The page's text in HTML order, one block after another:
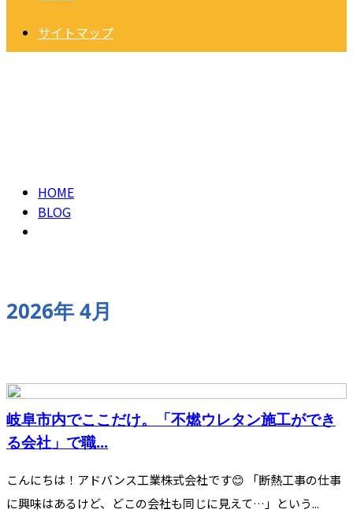
サイトマップ
HOME
BLOG
2026年 4月
岐阜市内でここだけ。「不燃ウレタン施工ができ
る会社」で職...
こんにちは！アドバンス工業株式会社です😊 「断熱工事の仕事
に興味はあるけど、どこの会社も同じに見えて…」という...